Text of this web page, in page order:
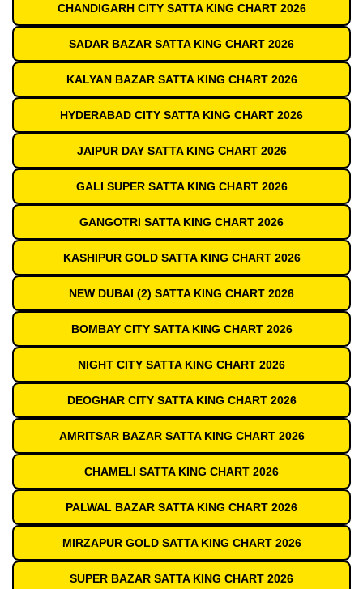
CHANDIGARH CITY SATTA KING CHART 2026
SADAR BAZAR SATTA KING CHART 2026
KALYAN BAZAR SATTA KING CHART 2026
HYDERABAD CITY SATTA KING CHART 2026
JAIPUR DAY SATTA KING CHART 2026
GALI SUPER SATTA KING CHART 2026
GANGOTRI SATTA KING CHART 2026
KASHIPUR GOLD SATTA KING CHART 2026
NEW DUBAI (2) SATTA KING CHART 2026
BOMBAY CITY SATTA KING CHART 2026
NIGHT CITY SATTA KING CHART 2026
DEOGHAR CITY SATTA KING CHART 2026
AMRITSAR BAZAR SATTA KING CHART 2026
CHAMELI SATTA KING CHART 2026
PALWAL BAZAR SATTA KING CHART 2026
MIRZAPUR GOLD SATTA KING CHART 2026
SUPER BAZAR SATTA KING CHART 2026